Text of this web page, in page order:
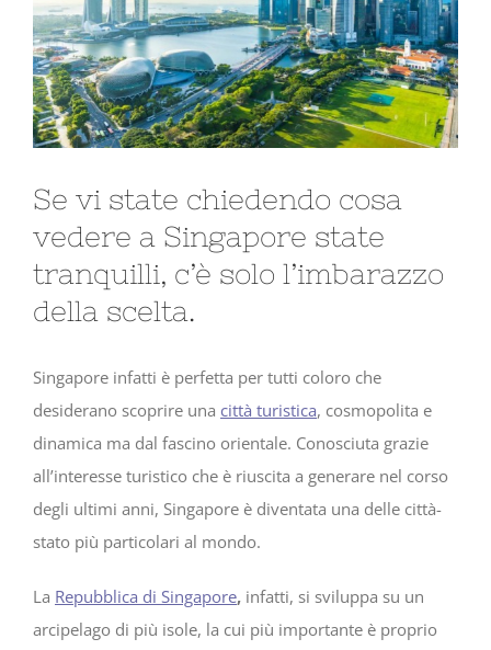
Se vi state chiedendo cosa
vedere a Singapore state
tranquilli, c’è solo l’imbarazzo
della scelta.
Singapore infatti è perfetta per tutti coloro che
desiderano scoprire una città turistica, cosmopolita e
dinamica ma dal fascino orientale. Conosciuta grazie
all’interesse turistico che è riuscita a generare nel corso
degli ultimi anni, Singapore è diventata una delle città-
stato più particolari al mondo.
La Repubblica di Singapore, infatti, si sviluppa su un
arcipelago di più isole, la cui più importante è proprio